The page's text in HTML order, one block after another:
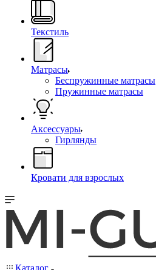
Текстиль
Матрасы
Беспружинные матрасы
Пружинные матрасы
Аксессуары
Гирлянды
Кровати для взрослых
Каталог